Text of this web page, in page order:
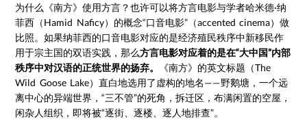
为什么《南方》使用方言？也许可以将方言电影与学者哈米德·纳
菲西（Hamid Naficy）的概念“口音电影”（accented cinema）做
比照。如果纳菲西的口音电影对应的是经济殖民秩序中新移民作
用于宗主国的双语实践，那么方言电影对应着的是在“大中国”内部
秩序中对汉语的正统世界的扬弃。
《南方》的英文标题（The
Wild Goose Lake）直白地选用了虚构的地名——野鹅塘，一个远
离中心的异端世界，“三不管”的死角，拆迁区，布满闲置的空屋，
闲杂人组织，即将被“逐街、逐楼、逐人地排查”。